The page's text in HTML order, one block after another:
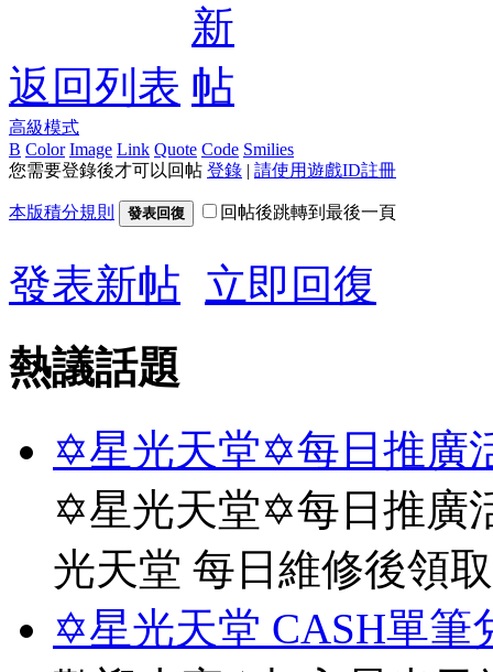
返回列表
高級模式
B Color Image Link Quote Code Smilies
您需要登錄後才可以回帖 登錄 | 請使用遊戲ID註冊
本版積分規則 發表回復 回帖後跳轉到最後一頁
發表新帖 立即回復
熱議話題
✡星光天堂✡每日推廣
✡星光天堂✡每日推廣
光天堂 每日維修後領
✡星光天堂 CASH單筆